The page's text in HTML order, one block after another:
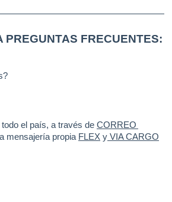
PREGUNTAS FRECUENTES:
el país, a través de CORREO
mensajería propia FLEX y VIA CARGO